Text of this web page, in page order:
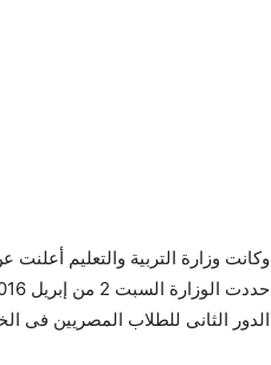
وكانت وزارة التربية والتعليم
الدور الثانى للطلاب المصريين فى